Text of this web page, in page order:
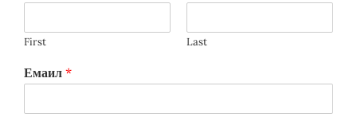
First Last
Емаил *